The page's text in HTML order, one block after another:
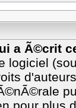
a Ã©crit
logiciel